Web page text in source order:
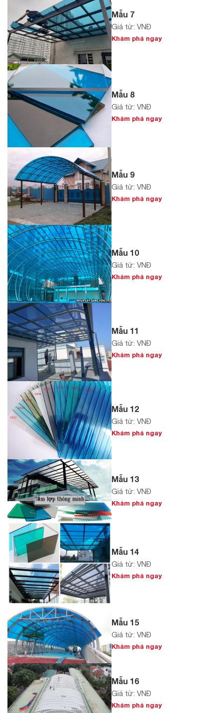
Mẫu 7
Giá từ: VNĐ
Khám phá ngay
Mẫu 8
Giá từ: VNĐ
Khám phá ngay
Mẫu 9
Giá từ: VNĐ
Khám phá ngay
Mẫu 10
Giá từ: VNĐ
Khám phá ngay
Mẫu 11
Giá từ: VNĐ
Khám phá ngay
Mẫu 12
Giá từ: VNĐ
Khám phá ngay
Mẫu 13
Giá từ: VNĐ
Khám phá ngay
Mẫu 14
Giá từ: VNĐ
Khám phá ngay
Mẫu 15
Giá từ: VNĐ
Khám phá ngay
Mẫu 16
Giá từ: VNĐ
Khám phá ngay